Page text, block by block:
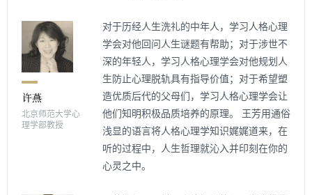
北京师范大学心
理学部教授
对于历经人生洗礼的中年人，学习人格心理
学会对他回问人生谜题有帮助；对于涉世不
深的年轻人，学习人格心理学会对他规划人
生防止心理脱轨具有指导价值；对于希望塑
造优质后代的父母们，学习人格心理学会让
他们知明积极品质培养的原理。 王芳用通俗
浅显的语言将人格心理学知识娓娓道来，在
听的过程中，人生哲理就沁入并印刻在你的
心灵之中。